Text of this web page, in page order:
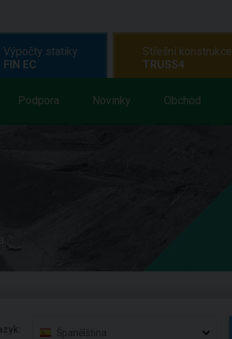
Podpora Novinky Obchod
Výpočty statiky
FIN EC
Střešní konstrukce
TRUSS4
Španělština